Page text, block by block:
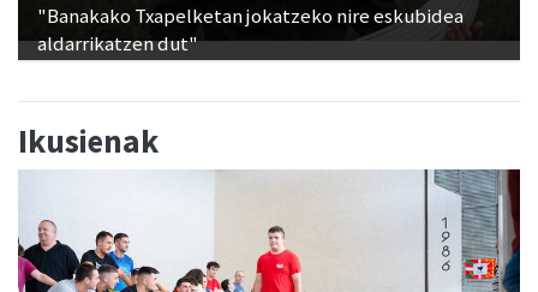
"Banakako Txapelketan jokatzeko nire eskubidea
aldarrikatzen dut"
Ikusienak